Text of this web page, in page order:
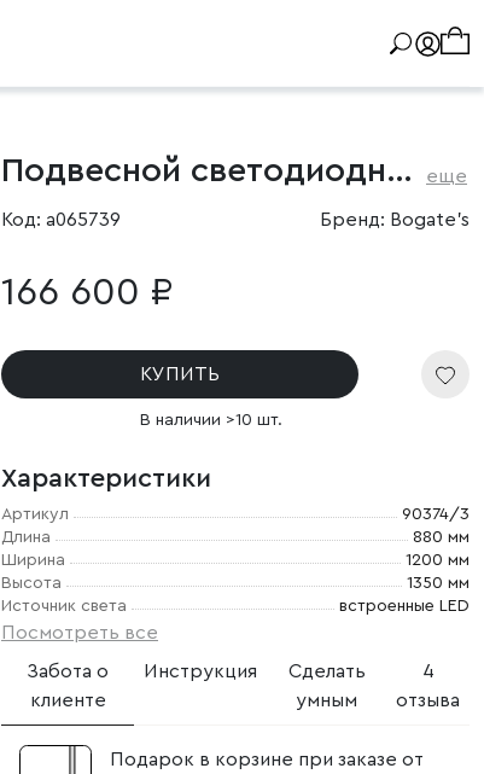
Подвесной светодиодный светильник еще
Код: a065739 Бренд: Bogate's
166 600 ₽
КУПИТЬ
В наличии >10 шт.
Характеристики
Артикул
90374/3
Длина
880 мм
Ширина
1200 мм
Высота
1350 мм
Источник света
встроенные LED
Посмотреть все
Забота о
клиенте
Инструкция
Сделать
умным
4
отзыва
Подарок в корзине при заказе от